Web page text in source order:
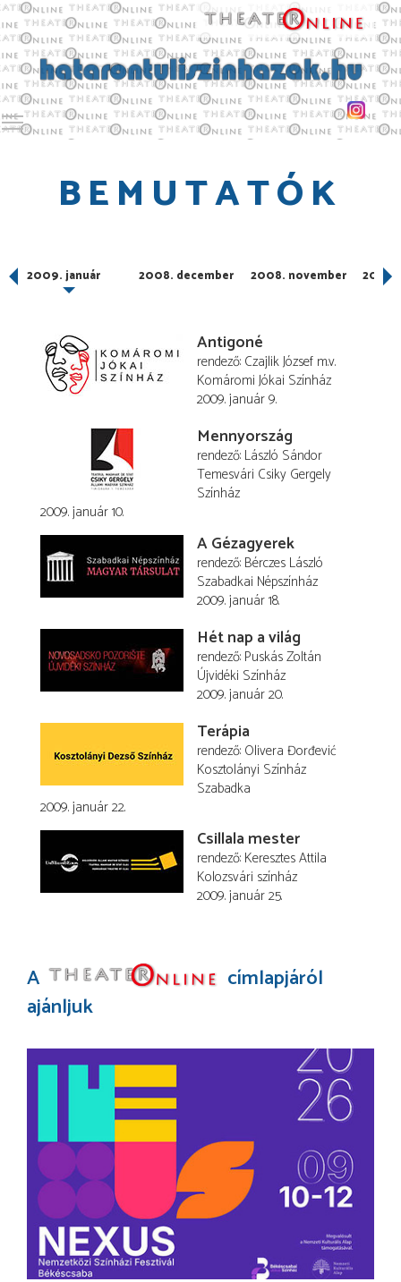
Toggle main menu visibility
BEMUTATÓK
2009. január 2008. december 2008. november 2008.
Antigoné
rendező Czajlik József m.v.
Komáromi Jókai Színház
2009. január 9.
Mennyország
rendező László Sándor
Temesvári Csiky Gergely
Színház
2009. január 10.
A Gézagyerek
rendező Bérczes László
Szabadkai Népszínház
2009. január 18.
Hét nap a világ
rendező Puskás Zoltán
Újvidéki Színház
2009. január 20.
Terápia
rendező Olivera Đorđević
Kosztolányi Színház
Szabadka
2009. január 22.
Csillala mester
rendező Keresztes Attila
Kolozsvári színház
2009. január 25.
A
címlapjáról
ajánljuk